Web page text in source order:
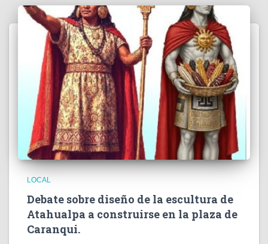
LOCAL
Debate sobre diseño de la escultura de
Atahualpa a construirse en la plaza de
Caranqui.